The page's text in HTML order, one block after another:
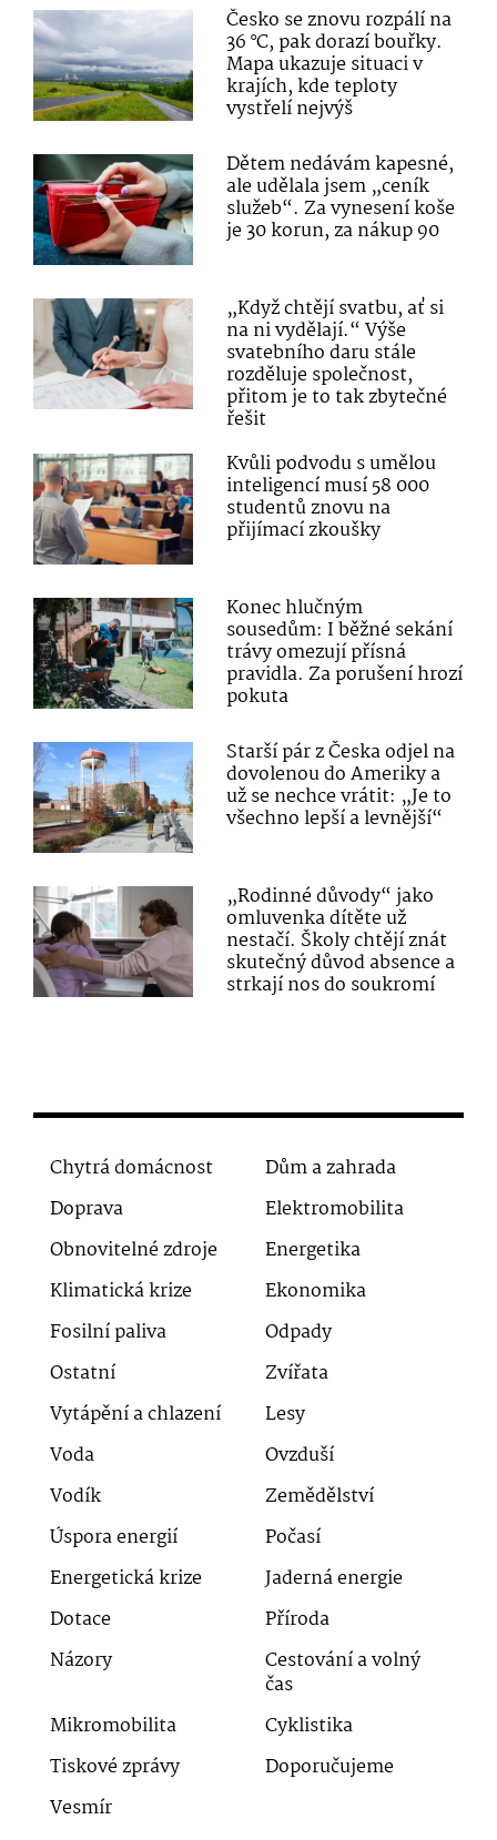
Česko se znovu rozpálí na
36 °C, pak dorazí bouřky.
Mapa ukazuje situaci v
krajích, kde teploty
vystřelí nejvýš
Dětem nedávám kapesné,
ale udělala jsem „ceník
služeb“. Za vynesení koše
je 30 korun, za nákup 90
„Když chtějí svatbu, ať si
na ni vydělají.“ Výše
svatebního daru stále
rozděluje společnost,
přitom je to tak zbytečné
řešit
Kvůli podvodu s umělou
inteligencí musí 58 000
studentů znovu na
přijímací zkoušky
Konec hlučným
sousedům: I běžné sekání
trávy omezují přísná
pravidla. Za porušení hrozí
pokuta
Starší pár z Česka odjel na
dovolenou do Ameriky a
už se nechce vrátit: „Je to
všechno lepší a levnější“
„Rodinné důvody“ jako
omluvenka dítěte už
nestačí. Školy chtějí znát
skutečný důvod absence a
strkají nos do soukromí
Chytrá domácnost
Dům a zahrada
Doprava
Elektromobilita
Obnovitelné zdroje
Energetika
Klimatická krize
Ekonomika
Fosilní paliva
Odpady
Ostatní
Zvířata
Vytápění a chlazení
Lesy
Voda
Ovzduší
Vodík
Zemědělství
Úspora energií
Počasí
Energetická krize
Jaderná energie
Dotace
Příroda
Názory
Cestování a volný
čas
Mikromobilita
Cyklistika
Tiskové zprávy
Doporučujeme
Vesmír